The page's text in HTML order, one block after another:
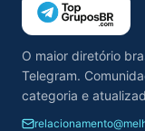
O maior diretório
Telegram.
categoria e